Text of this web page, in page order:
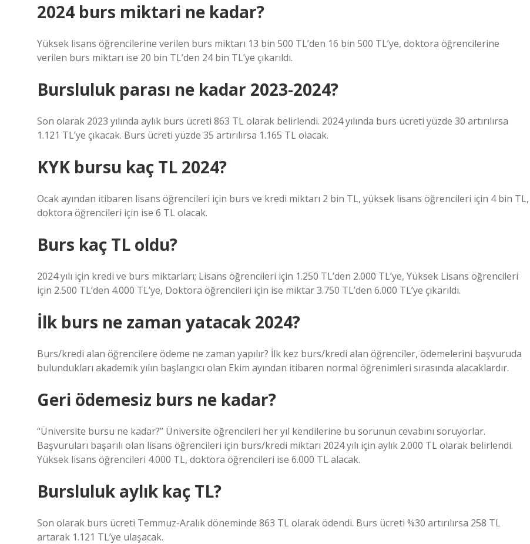
2024 burs miktari ne kadar?
Yüksek lisans öğrencilerine verilen burs miktarı 13 bin 500 TL’den 16 bin 500 TL’ye, doktora öğrencilerine
verilen burs miktarı ise 20 bin TL’den 24 bin TL’ye çıkarıldı.
Bursluluk parası ne kadar 2023-2024?
Son olarak 2023 yılında aylık burs ücreti 863 TL olarak belirlendi. 2024 yılında burs ücreti yüzde 30 artırılırsa
1.121 TL’ye çıkacak. Burs ücreti yüzde 35 artırılırsa 1.165 TL olacak.
KYK bursu kaç TL 2024?
Ocak ayından itibaren lisans öğrencileri için burs ve kredi miktarı 2 bin TL, yüksek lisans öğrencileri için 4 bin TL,
doktora öğrencileri için ise 6 TL olacak.
Burs kaç TL oldu?
2024 yılı için kredi ve burs miktarları; Lisans öğrencileri için 1.250 TL’den 2.000 TL’ye, Yüksek Lisans öğrencileri
için 2.500 TL’den 4.000 TL’ye, Doktora öğrencileri için ise miktar 3.750 TL’den 6.000 TL’ye çıkarıldı.
İlk burs ne zaman yatacak 2024?
Burs/kredi alan öğrencilere ödeme ne zaman yapılır? İlk kez burs/kredi alan öğrenciler, ödemelerini başvuruda
bulundukları akademik yılın başlangıcı olan Ekim ayından itibaren normal öğrenimleri sırasında alacaklardır.
Geri ödemesiz burs ne kadar?
“Üniversite bursu ne kadar?” Üniversite öğrencileri her yıl kendilerine bu sorunun cevabını soruyorlar.
Başvuruları başarılı olan lisans öğrencileri için burs/kredi miktarı 2024 yılı için aylık 2.000 TL olarak belirlendi.
Yüksek lisans öğrencileri 4.000 TL, doktora öğrencileri ise 6.000 TL alacak.
Bursluluk aylık kaç TL?
Son olarak burs ücreti Temmuz-Aralık döneminde 863 TL olarak ödendi. Burs ücreti %30 artırılırsa 258 TL
artarak 1.121 TL’ye ulaşacak.